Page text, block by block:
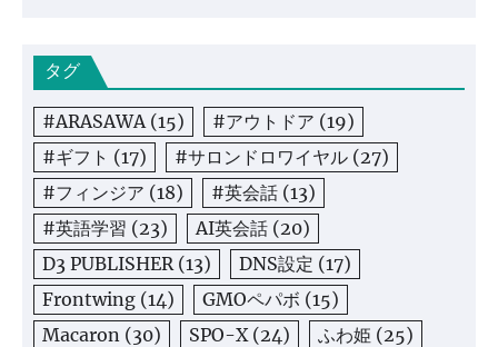
タグ
#ARASAWA (15) #アウトドア (19)
#ギフト (17) #サロンドロワイヤル (27)
#フィンジア (18) #英会話 (13)
#英語学習 (23) AI英会話 (20)
D3 PUBLISHER (13) DNS設定 (17)
Frontwing (14) GMOペパボ (15)
Macaron (30) SPO-X (24) ふわ姫 (25)